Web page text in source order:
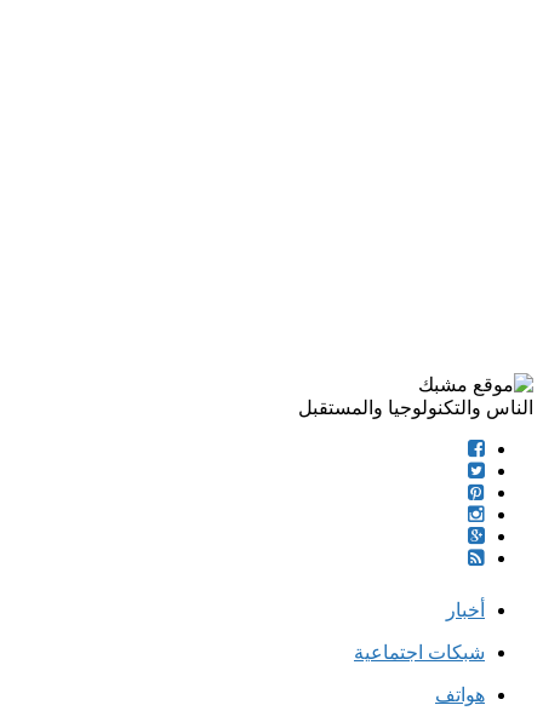
الناس والتكنولوجيا والمستقبل
أخبار
شبكات اجتماعية
هواتف